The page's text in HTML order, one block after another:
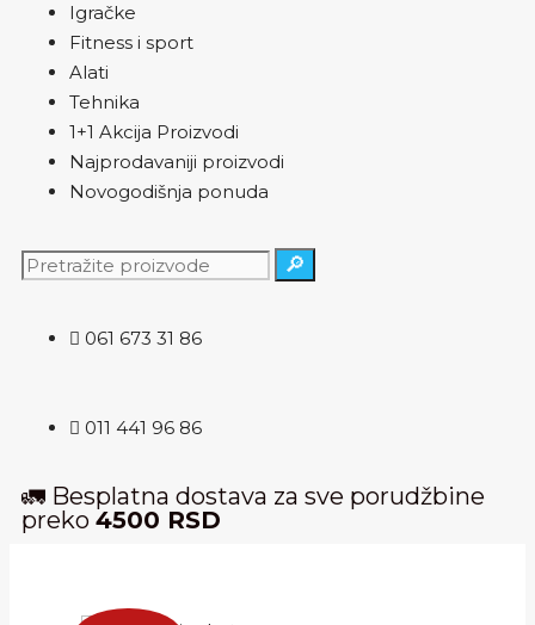
Igračke
Fitness i sport
Alati
Tehnika
1+1 Akcija Proizvodi
Najprodavaniji proizvodi
Novogodišnja ponuda
🔎
061 673 31 86
011 441 96 86
🚛 Besplatna dostava za sve porudžbine
preko 4500 RSD